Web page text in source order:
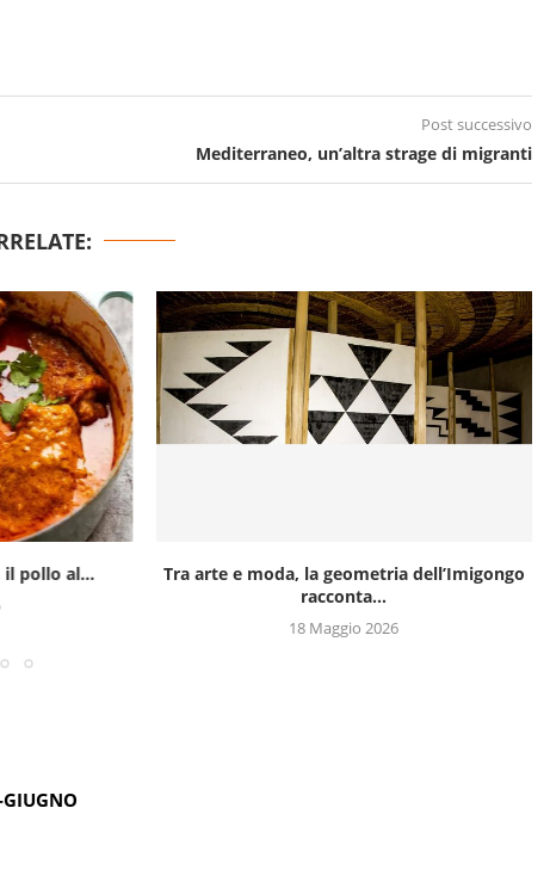
Post successivo
Mediterraneo, un’altra strage di migranti
il pollo al...
Tra arte e moda, la geometria dell’Imigongo
racconta...
18 Maggio 2026